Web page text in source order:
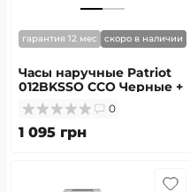
гарантия 12 мес скоро в наличии
Часы наручные Patriot
012BKSSO ССО Черные +
Коробка
0
1 095 грн